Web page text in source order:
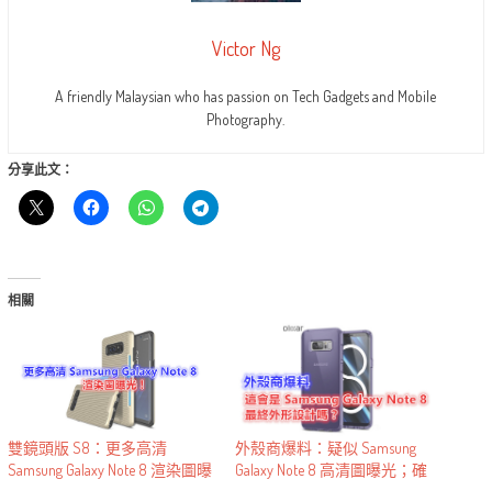
Victor Ng
A friendly Malaysian who has passion on Tech Gadgets and Mobile
Photography.
分享此文：
相關
雙鏡頭版 S8：更多高清
Samsung Galaxy Note 8 渲染圖曝
外殼商爆料：疑似 Samsung
Galaxy Note 8 高清圖曝光；確